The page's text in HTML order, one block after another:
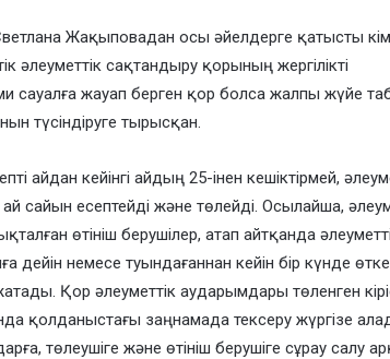
Жақыповадан осы әйелдерге қатысты
әлеуметтік сақтандыру қорының жергілікті
сауалға жауап берген қор болса жалпы жүйе
түсіндіруге тырысқан.
айдан кейінгі айдың 25-інен кешіктірмей,
сайын есептейді және төлейді. Осылайша,
өтініш берушілер, атап айтқанда
дейін немесе туындағаннан кейін бір күнде
Қор әлеуметтік аударымдары төленген
қолданыстағы заңнамада тексеру жүргізе
төлеушіге және өтініш берушіге сұрау салу